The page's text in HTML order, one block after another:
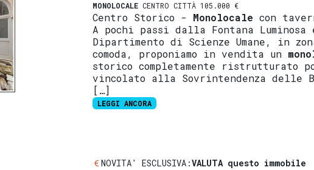
MONOLOCALE CENTRO CITTÀ 105.000 €
Centro Storico - Monolocale con
A pochi passi dalla Fontana Luminosa
Dipartimento di Scienze Umane, in
comoda, proponiamo in vendita un
storico completamente ristrutturato
vincolato alla Sovrintendenza delle
[…]
LEGGI ANCORA
NOVITA' ESCLUSIVA:VALUTA questo immobile